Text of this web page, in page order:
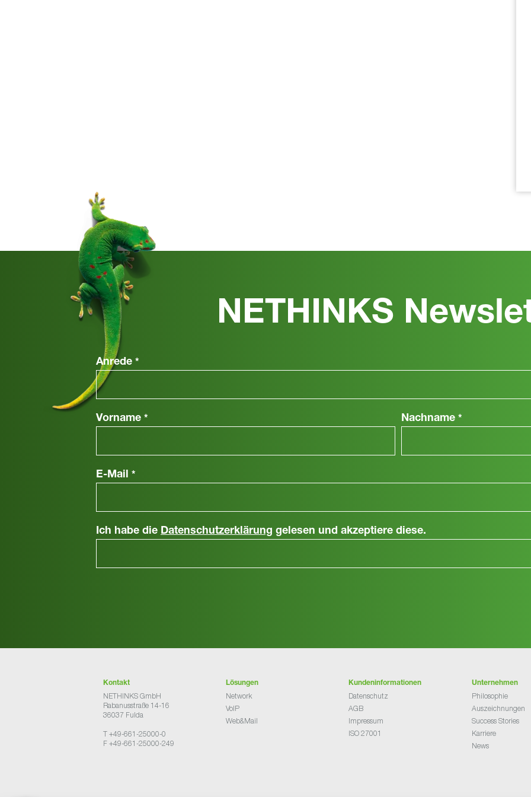
NETHINKS
Anrede *
Vorname * Nachname *
E-Mail *
Ich habe die Datenschutzerklärung gelesen und akzeptiere diese.
Kontakt
NETHINKS GmbH
Rabanusstraße 14-16
36037 Fulda
T +49-661-25000-0
F +49-661-25000-249
Lösungen
Network
VoIP
Web&Mail
Kundeninformationen
Datenschutz
AGB
Impressum
ISO 27001
Unternehmen
Philosophie
Auszeichnungen
Success Stories
Karriere
News